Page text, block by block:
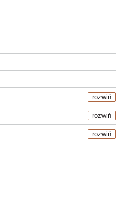
rozwiń
rozwiń
rozwiń